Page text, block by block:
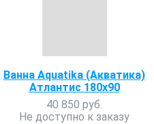
Ванна Aquatika (Акватика)
Атлантис 180х90
40 850 руб.
Не доступно к заказу